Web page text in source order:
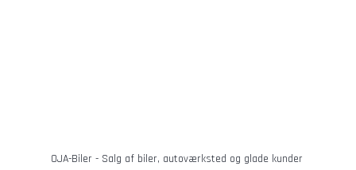
OJA-Biler - Salg af biler, autoværksted og glade kunder